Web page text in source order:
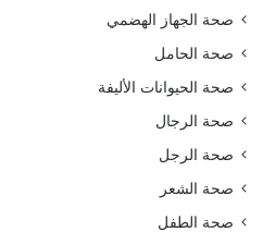
صحة الجهاز الهضمي
صحة الحامل
صحة الحيوانات الأليفة
صحة الرجال
صحة الرجل
صحة الشعر
صحة الطفل